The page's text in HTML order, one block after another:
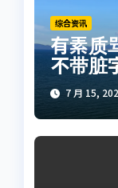
综合资讯
有素质
不带脏
7 月 15,